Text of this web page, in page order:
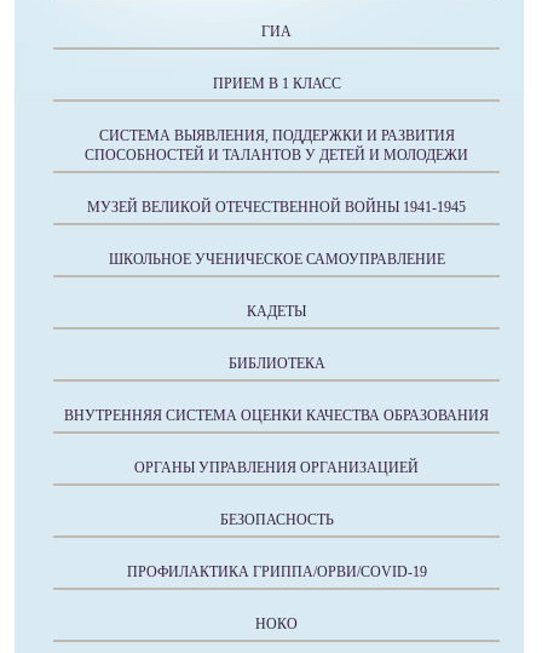
ГИА
ПРИЕМ В 1 КЛАСС
СИСТЕМА ВЫЯВЛЕНИЯ, ПОДДЕРЖКИ И РАЗВИТИЯ
СПОСОБНОСТЕЙ И ТАЛАНТОВ У ДЕТЕЙ И МОЛОДЕЖИ
МУЗЕЙ ВЕЛИКОЙ ОТЕЧЕСТВЕННОЙ ВОЙНЫ 1941-1945
ШКОЛЬНОЕ УЧЕНИЧЕСКОЕ САМОУПРАВЛЕНИЕ
КАДЕТЫ
БИБЛИОТЕКА
ВНУТРЕННЯЯ СИСТЕМА ОЦЕНКИ КАЧЕСТВА ОБРАЗОВАНИЯ
ОРГАНЫ УПРАВЛЕНИЯ ОРГАНИЗАЦИЕЙ
БЕЗОПАСНОСТЬ
ПРОФИЛАКТИКА ГРИППА/ОРВИ/COVID-19
НОКО